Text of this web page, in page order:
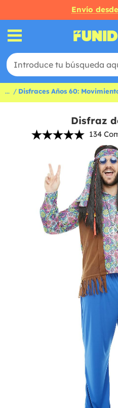
Envío
... Disfraces Años 60:
Disfraz
134